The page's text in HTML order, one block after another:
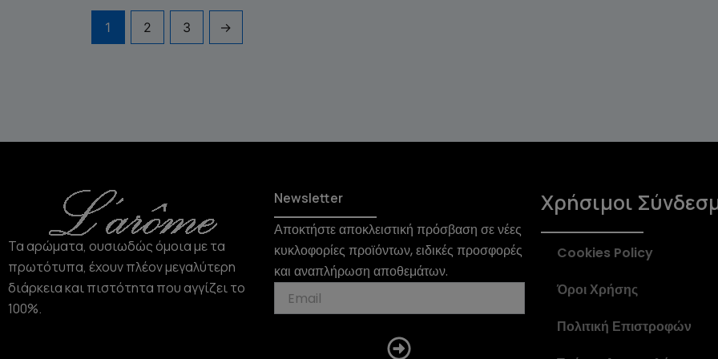
1 2 3 →
Τα αρώματα, ουσιωδώς όμοια με τα
πρωτότυπα, έχουν πλέον μεγαλύτερη
διάρκεια και πιστότητα που αγγίζει το
100%.
Newsletter
Αποκτήστε αποκλειστική πρόσβαση σε νέες
κυκλοφορίες προϊόντων, ειδικές προσφορές
και αναπλήρωση αποθεμάτων.
Submit
Χρήσιμοι
Cookies Policy
Όροι Χρήσης
Πολιτική Επιστροφών